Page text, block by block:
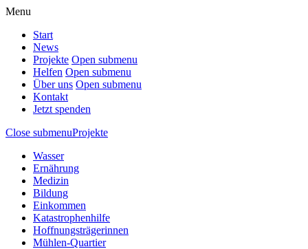
Menu
Start
News
Projekte Open submenu
Helfen Open submenu
Über uns Open submenu
Kontakt
Jetzt spenden
Close submenuProjekte
Wasser
Ernährung
Medizin
Bildung
Einkommen
Katastrophenhilfe
Hoffnungsträgerinnen
Mühlen-Quartier